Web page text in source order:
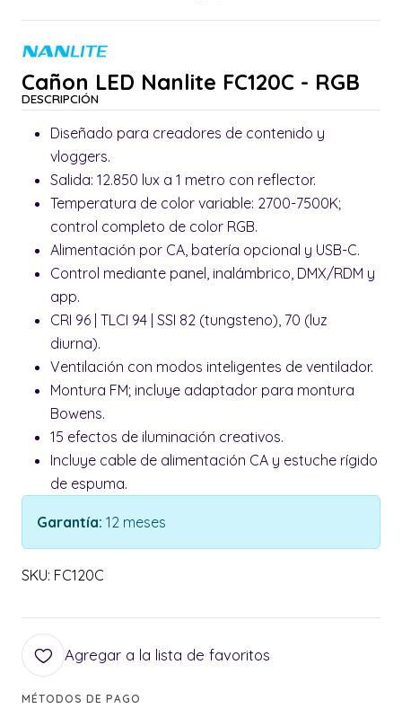
Cañon LED Nanlite FC120C - RGB
DESCRIPCIÓN
Diseñado para creadores de contenido y
vloggers.
Salida: 12.850 lux a 1 metro con reflector.
Temperatura de color variable: 2700-7500K;
control completo de color RGB.
Alimentación por CA, batería opcional y USB-C.
Control mediante panel, inalámbrico, DMX/RDM y
app.
CRI 96 | TLCI 94 | SSI 82 (tungsteno), 70 (luz
diurna).
Ventilación con modos inteligentes de ventilador.
Montura FM; incluye adaptador para montura
Bowens.
15 efectos de iluminación creativos.
Incluye cable de alimentación CA y estuche rígido
de espuma.
Garantía: 12 meses
SKU: FC120C
Agregar a la lista de favoritos
MÉTODOS DE PAGO